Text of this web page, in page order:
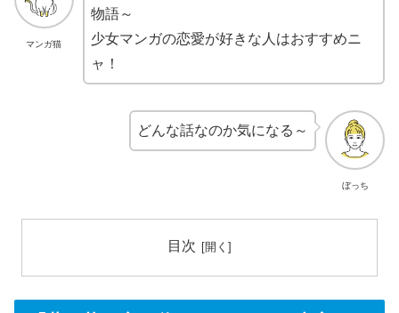
マンガ猫
物語～
少女マンガの恋愛が好きな人はおすすめニ
ャ！
ぼっち
どんな話なのか気になる～
目次